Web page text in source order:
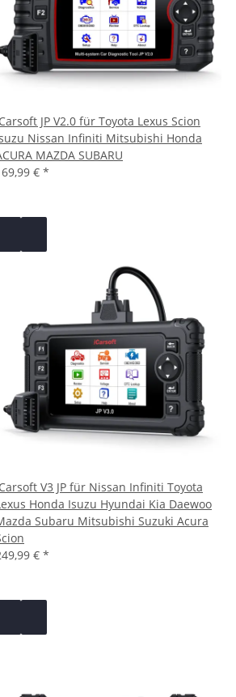
JP V2.0 für Toyota Lexus Scion
Nissan Infiniti Mitsubishi Honda
MAZDA SUBARU
€ *
V3 JP für Nissan Infiniti Toyota
Honda Isuzu Hyundai Kia Daewoo
Subaru Mitsubishi Suzuki Acura
€ *